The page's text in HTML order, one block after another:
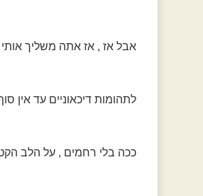
אבל אז , אז אתה משליך אותי
לתהומות דיכאוניים עד אין
ככה בלי רחמים , על הלב